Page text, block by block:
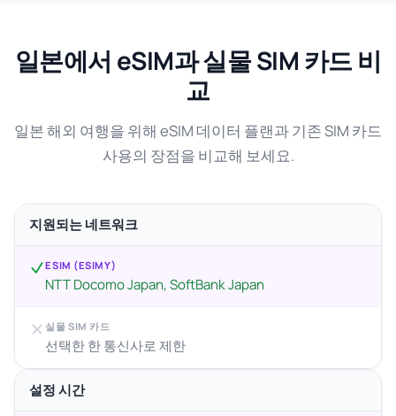
일본에서 eSIM과 실물 SIM 카드 비
교
일본 해외 여행을 위해 eSIM 데이터 플랜과 기존 SIM 카드
사용의 장점을 비교해 보세요.
지원되는 네트워크
ESIM (ESIMY)
NTT Docomo Japan, SoftBank Japan
실물 SIM 카드
선택한 한 통신사로 제한
설정 시간